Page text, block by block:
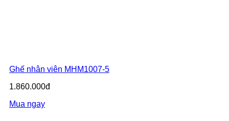
Ghế nhân viên MHM1007-5
1.860.000đ
Mua ngay